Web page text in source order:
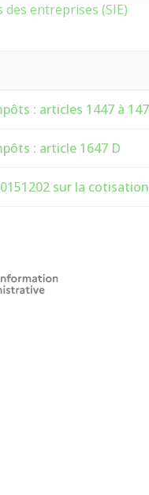
des entreprises (SIE)
: articles 1447 à
: article 1647 D
sur la